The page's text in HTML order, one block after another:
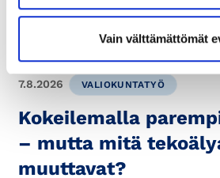
Vain välttämättömät
koskeva asetus uudistuu
7.8.2026 VALIOKUNTATYÖ
Kokeilemalla
– mutta mitä
muuttavat?